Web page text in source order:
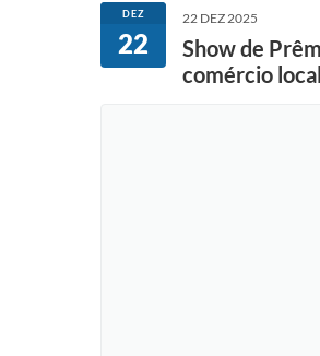
DEZ
22
22 DEZ 2025
Show de
comércio local